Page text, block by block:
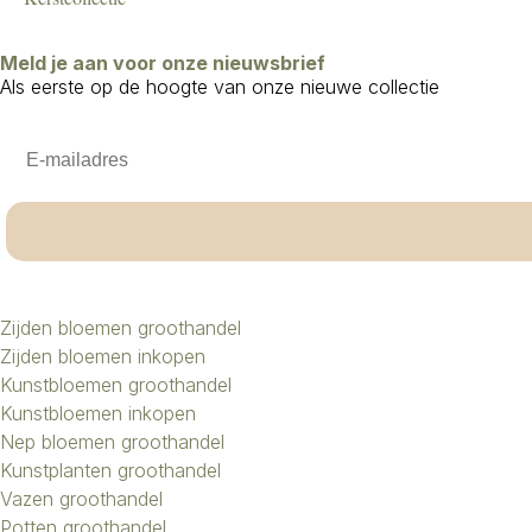
Meld je aan voor onze nieuwsbrief
Als eerste op de hoogte van onze nieuwe collectie
Zijden bloemen groothandel
Zijden bloemen inkopen
Kunstbloemen groothandel
Kunstbloemen inkopen
Nep bloemen groothandel
Kunstplanten groothandel
Vazen groothandel
Potten groothandel